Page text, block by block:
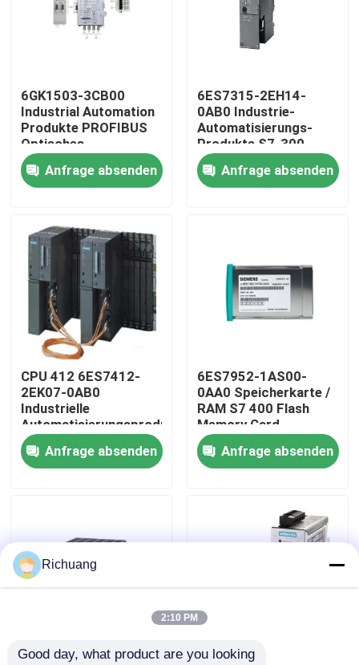
Produkte
Über uns
Fabrik-Ausflug
Qualitätskontrolle
Treten Sie mit uns in Verbindung
Industrielle Automatisierungsprodukte
plc-Kabel und -verbindungsstücke
6GK1503-3CB00
Industrial Automation
Produkte PROFIBUS
Optisches
Verbindungsmodul
Anfrage absenden
6ES7315-2EH14-
0AB0 Industrie-
Automatisierungs-
Produkte S7-300
Central Processing
UnitAnfrage absenden
CPU 412 6ES7412-
2EK07-0AB0
Industrielle
Automatisierungsprodukte
Zentraleinheit
Anfrage absenden
6ES7952-1AS00-
0AA0 Speicherkarte /
RAM S7 400 Flash
Memory Card
Anfrage absenden
6ES7318-3EL01- 6GK1503-3CC00
Richuang
2:10 PM
Good day, what product are you looking